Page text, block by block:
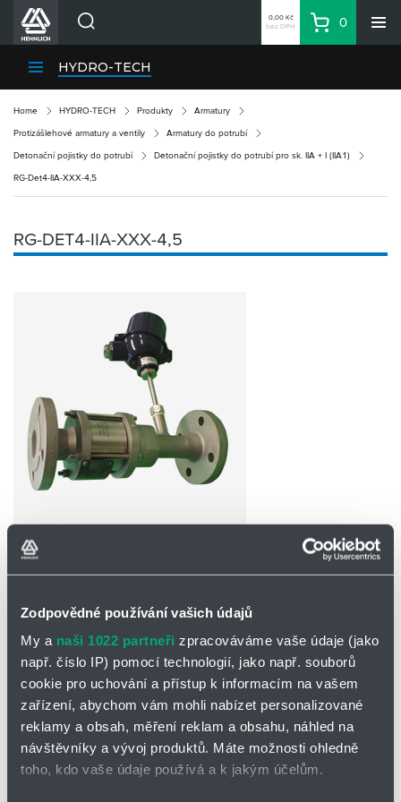
Zodpovědné používání vašich údajů
My a naši 1022 partneři zpracováváme vaše údaje (jako
např. číslo IP) pomocí technologií, jako např. souborů
cookie pro uchování a přístup k informacím na vašem
zařízení, abychom vám mohli nabízet personalizované
reklamy a obsah, měření reklam a obsahu, náhled na
návštěvníky a vývoj produktů. Máte možnosti ohledně
toho, kdo vaše údaje používá a k jakým účelům.
Divize HENNLICH
Blog
Kariéra
Kontakty
Nákupní seznam
Partner Zone
0,00 Kč
bez DPH
Košík
0
HYDRO-TECH
Home HYDRO-TECH Produkty Armatury
Protizášlehové armatury a ventily Armatury do potrubí
Detonační pojistky do potrubí Detonační pojistky do potrubí pro sk. IIA + I (IIA1)
RG-Det4-IIA-XXX-4,5
RG-DET4-IIA-XXX-4,5
Ke stažení
Zavitové provedení - RG-Det4-IIA-
XXX-4,5
Přírubové provedení - RG-Det4-IIA-
XXX-4,5
Detonační pojistka RG-Det4-IIA-XXX-4,5